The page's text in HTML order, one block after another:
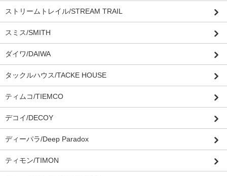
ストリームトレイル/STREAM TRAIL
スミス/SMITH
ダイワ/DAIWA
タックルハウス/TACKE HOUSE
ティムコ/TIEMCO
デコイ/DECOY
ディーパラ/Deep Paradox
ティモン/TIMON